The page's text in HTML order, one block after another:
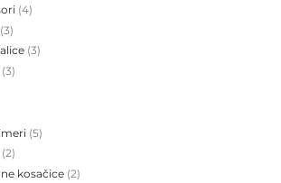
44
33
products
33
33
55
22
products
kosačice 22